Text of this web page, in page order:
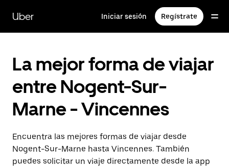
contenido
principal
Uber Iniciar sesión Regístrate
La mejor forma de viajar
entre Nogent-Sur-
Marne - Vincennes
Encuentra las mejores formas de viajar desde
Nogent-Sur-Marne hasta Vincennes. También
puedes solicitar un viaje directamente desde la app